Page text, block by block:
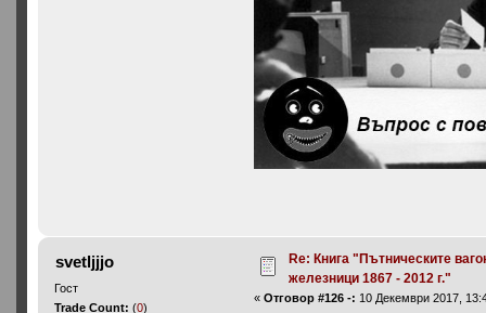
svetljjjo
Гост
Trade Count:(0)
Re: Книга "Пътническите
железници 1867 - 2012 г."
«Отговор #126 -: 10 Декември 2017,